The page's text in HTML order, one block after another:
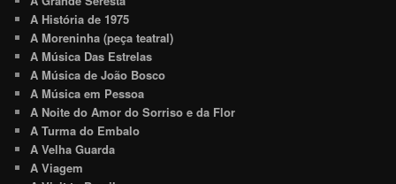
A História de 1975
A Moreninha (peça teatral)
A Música Das Estrelas
A Música de João Bosco
A Música em Pessoa
A Noite do Amor do Sorriso e da Flor
A Turma do Embalo
A Velha Guarda
A Viagem